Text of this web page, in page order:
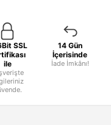
SSL
ile
14 Gün
İçerisinde
İade İmkânı!